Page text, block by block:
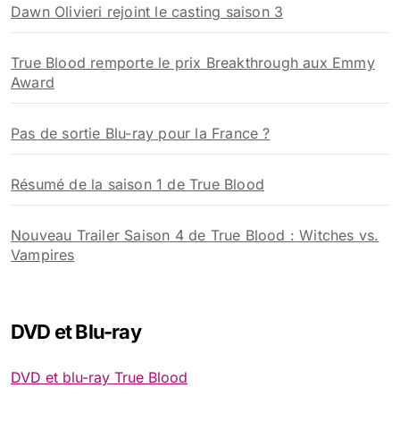
Dawn Olivieri rejoint le casting saison 3
True Blood remporte le prix Breakthrough aux Emmy
Award
Pas de sortie Blu-ray pour la France ?
Résumé de la saison 1 de True Blood
Nouveau Trailer Saison 4 de True Blood : Witches vs.
Vampires
DVD et Blu-ray
DVD et blu-ray True Blood